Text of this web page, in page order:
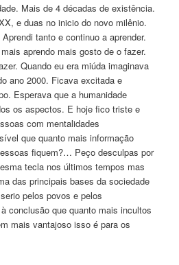
Mais de 4 décadas de existência.
e duas no inicio do novo milênio.
tanto e continuo a aprender.
aprendo mais gosto de o fazer.
Quando eu era miúda imaginava
ano 2000. Ficava excitada e
Esperava que a humanidade
os aspectos. E hoje fico triste e
com mentalidades
que quanto mais informação
fiquem?… Peço desculpas por
tecla nos últimos tempos mas
das principais bases da sociedade
pelos povos e pelos
conclusão que quanto mais incultos
mais vantajoso isso é para os